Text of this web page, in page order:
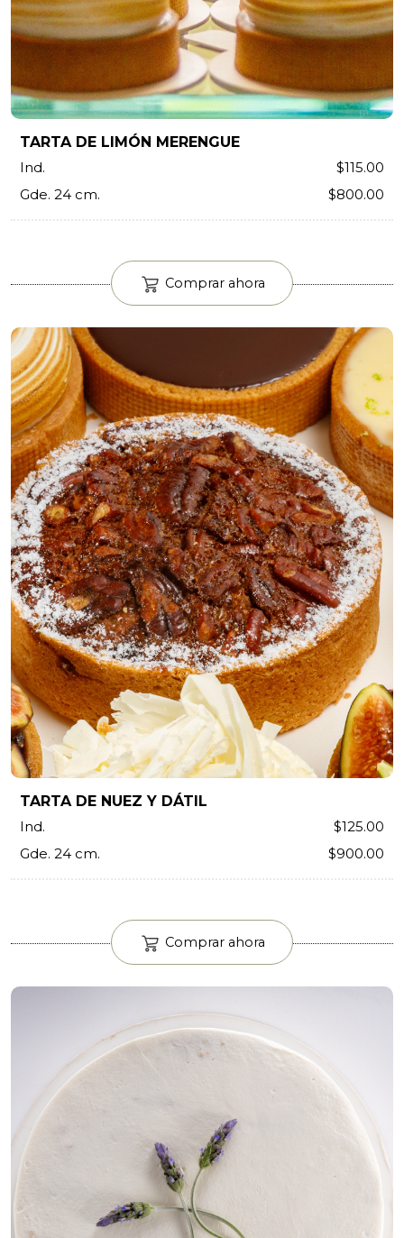
TARTA DE LIMÓN MERENGUE
Ind.
$115.00
Gde. 24 cm.
$800.00
Comprar ahora
TARTA DE NUEZ Y DÁTIL
Ind.
$125.00
Gde. 24 cm.
$900.00
Comprar ahora